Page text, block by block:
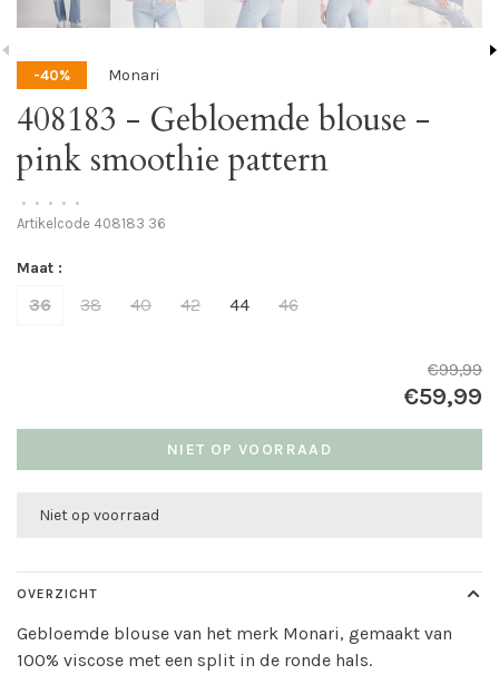
-40% Monari
408183 - Gebloemde blouse -
pink smoothie pattern
• • • • •
Artikelcode 408183 36
Maat :
36 38 40 42 44 46
€99,99
€59,99
NIET OP VOORRAAD
Niet op voorraad
OVERZICHT
Gebloemde blouse van het merk Monari, gemaakt van
100% viscose met een split in de ronde hals.